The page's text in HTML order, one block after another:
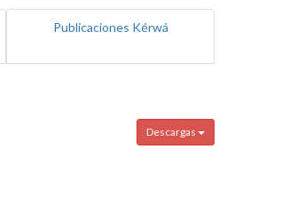
Publicaciones Kérwá
Descargas